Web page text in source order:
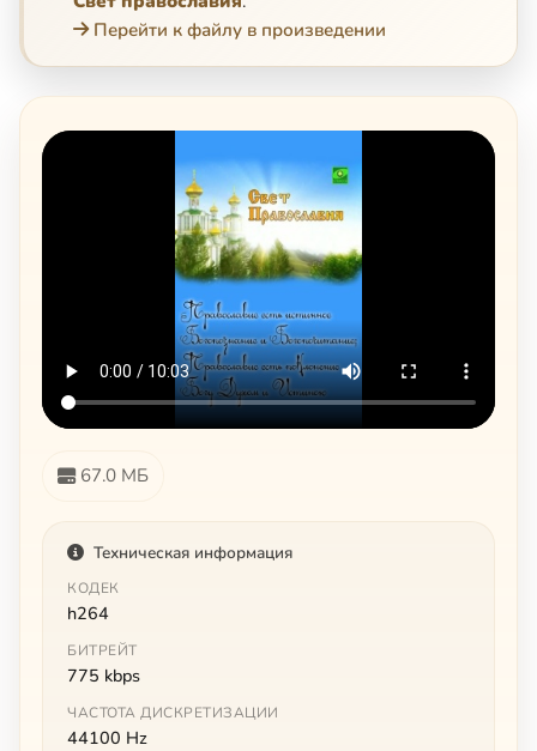
Перейти к файлу в произведении
67.0 МБ
Техническая информация
КОДЕК
h264
БИТРЕЙТ
775 kbps
ЧАСТОТА ДИСКРЕТИЗАЦИИ
44100 Hz